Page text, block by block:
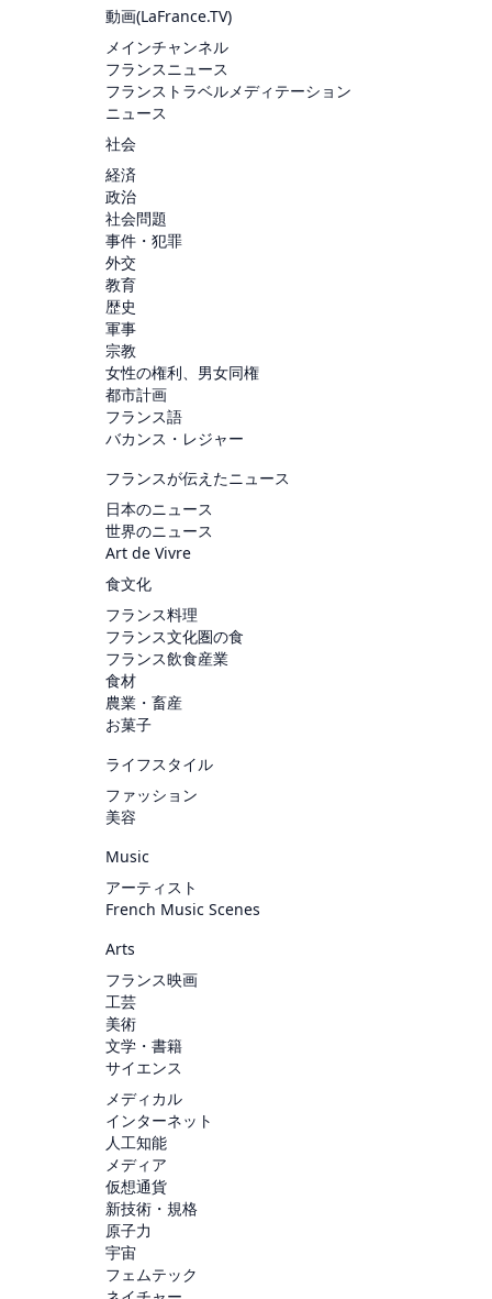
動画(LaFrance.TV)
メインチャンネル
フランスニュース
フランストラベルメディテーション
ニュース
社会
経済
政治
社会問題
事件・犯罪
外交
教育
歴史
軍事
宗教
女性の権利、男女同権
都市計画
フランス語
バカンス・レジャー
フランスが伝えたニュース
日本のニュース
世界のニュース
Art de Vivre
食文化
フランス料理
フランス文化圏の食
フランス飲食産業
食材
農業・畜産
お菓子
ライフスタイル
ファッション
美容
Music
アーティスト
French Music Scenes
Arts
フランス映画
工芸
美術
文学・書籍
サイエンス
メディカル
インターネット
人工知能
メディア
仮想通貨
新技術・規格
原子力
宇宙
フェムテック